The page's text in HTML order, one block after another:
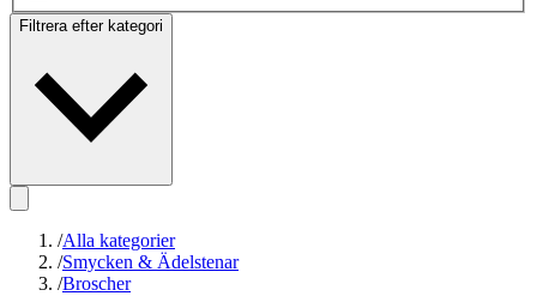
Filtrera efter kategori
/Alla kategorier
/Smycken & Ädelstenar
/Broscher